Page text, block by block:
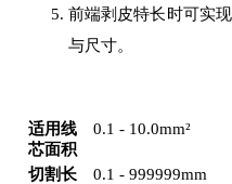
前端剥皮特长时可实
与尺寸。
适用线
芯面积
0.1 - 10.0mm²
切割长
0.1 - 999999mm